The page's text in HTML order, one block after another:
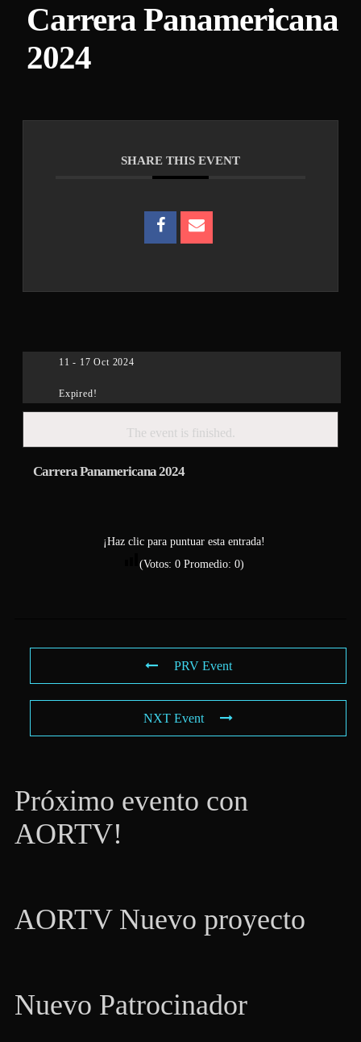
Carrera Panamericana
2024
SHARE THIS EVENT
11 - 17 Oct 2024
Expired!
The event is finished.
Carrera Panamericana 2024
¡Haz clic para puntuar esta entrada!
(Votos: 0 Promedio: 0)
PRV Event
NXT Event
Próximo evento con
AORTV!
AORTV Nuevo proyecto
Nuevo Patrocinador